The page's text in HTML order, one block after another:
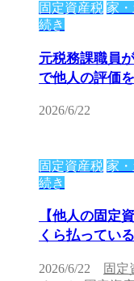
固定資産税 家
続き
元税務課職員
で他人の評価
2026/6/22
固定資産税 家
続き
【他人の固定
くら払ってい
2026/6/22
固定